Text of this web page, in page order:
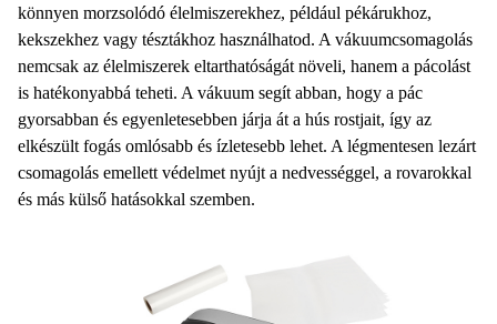
könnyen morzsolódó élelmiszerekhez, például pékárukhoz,
kekszekhez vagy tésztákhoz használhatod. A vákuumcsomagolás
nemcsak az élelmiszerek eltarthatóságát növeli, hanem a pácolást
is hatékonyabbá teheti. A vákuum segít abban, hogy a pác
gyorsabban és egyenletesebben járja át a hús rostjait, így az
elkészült fogás omlósabb és ízletesebb lehet. A légmentesen lezárt
csomagolás emellett védelmet nyújt a nedvességgel, a rovarokkal
és más külső hatásokkal szemben.